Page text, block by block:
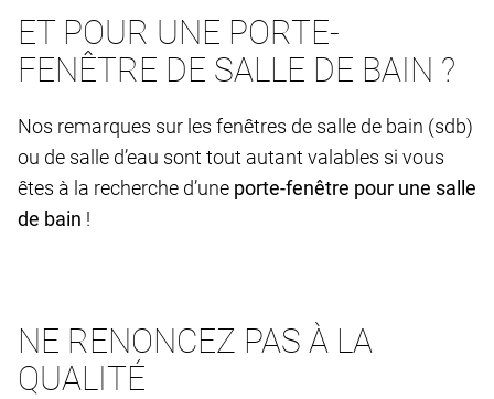
ET POUR UNE PORTE-
FENÊTRE DE SALLE DE BAIN ?
Nos remarques sur les fenêtres de salle de bain (sdb)
ou de salle d’eau sont tout autant valables si vous
êtes à la recherche d’une porte-fenêtre pour une salle
de bain !
NE RENONCEZ PAS À LA
QUALITÉ